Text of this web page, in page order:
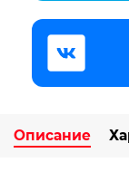
Описание